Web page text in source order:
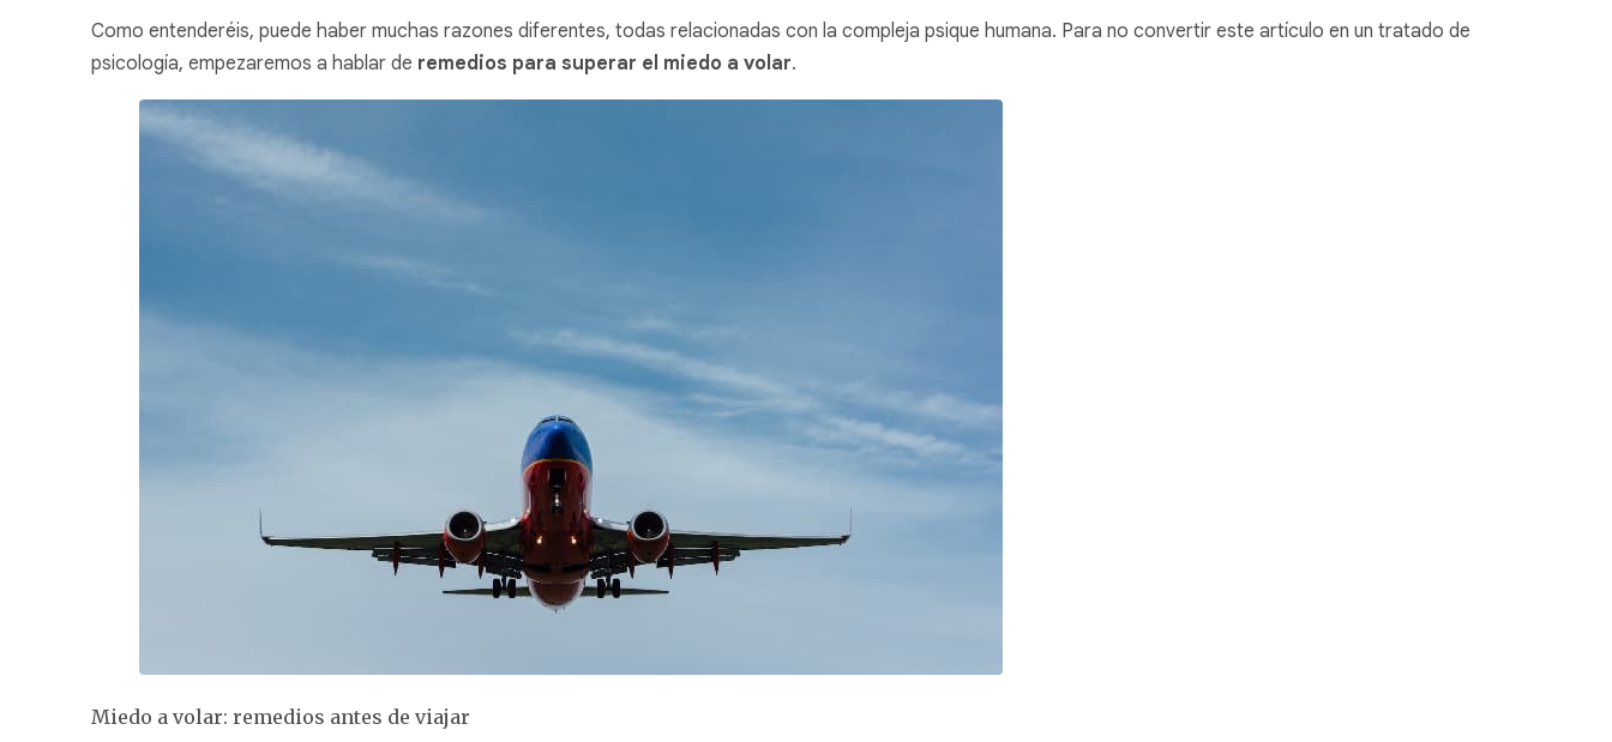
Como entenderéis, puede haber muchas razones diferentes, todas relacionadas con la compleja psique humana. Para no convertir este artículo en un tratado de
psicología, empezaremos a hablar de remedios para superar el miedo a volar.
Miedo a volar: remedios antes de viajar